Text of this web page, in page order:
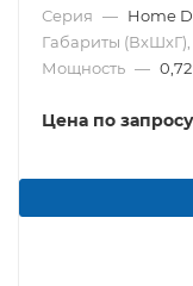
Серия — Home
Габариты
Мощность —
Цена по запросу